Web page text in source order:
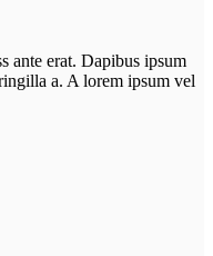
ante erat. Dapibus ipsum
a. A lorem ipsum vel